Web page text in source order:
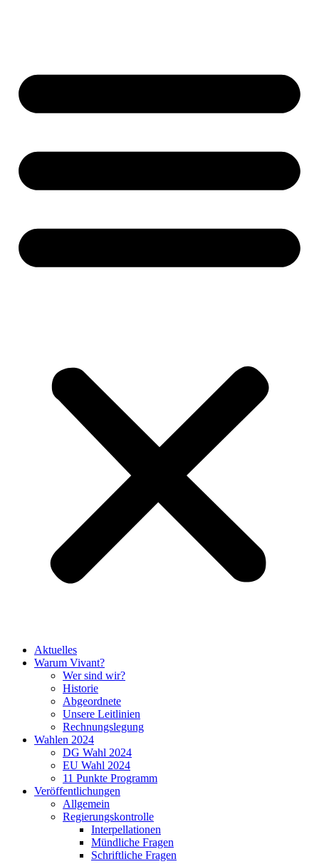
Aktuelles
Warum Vivant?
Wer sind wir?
Historie
Abgeordnete
Unsere Leitlinien
Rechnungslegung
Wahlen 2024
DG Wahl 2024
EU Wahl 2024
11 Punkte Programm
Veröffentlichungen
Allgemein
Regierungskontrolle
Interpellationen
Mündliche Fragen
Schriftliche Fragen